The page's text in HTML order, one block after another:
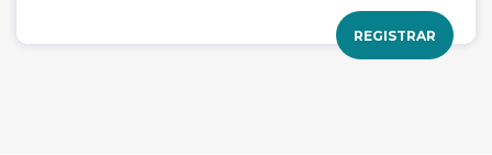
REGISTRAR